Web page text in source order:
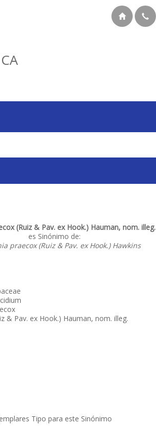
(Ruiz & Pav. ex Hook.) Hauman, nom. illeg.
es Sinónimo de:
praecox (Ruiz & Pav. ex Hook.) Hawkins
& Pav. ex Hook.) Hauman, nom. illeg.
Tipo para este Sinónimo